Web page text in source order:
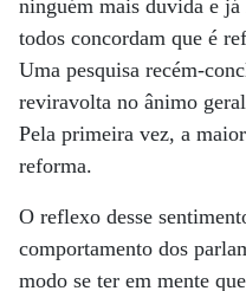
ninguém mais duvida e
todos concordam que é
Uma pesquisa recém-
reviravolta no ânimo
Pela primeira vez, a
reforma.
O reflexo desse
comportamento dos
modo se ter em mente